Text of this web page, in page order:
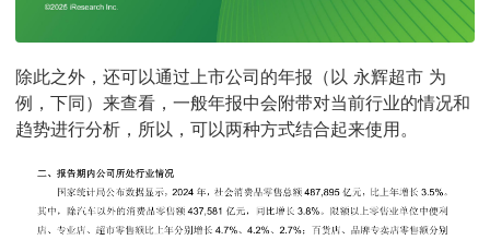
除此之外，还可以通过上市公司的年报（以 永辉超市 为
例，下同）来查看，一般年报中会附带对当前行业的情况和
趋势进行分析，所以，可以两种方式结合起来使用。